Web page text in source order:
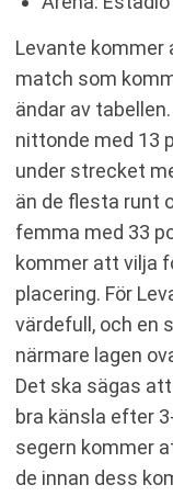
Levante kommer
match som
ändar av
nittonde med 13
under strecket
än de flesta runt
femma med 33
kommer att vilja
placering. För
värdefull, och en
närmare lagen
Det ska sägas
bra känsla efter
segern kommer
de innan dess